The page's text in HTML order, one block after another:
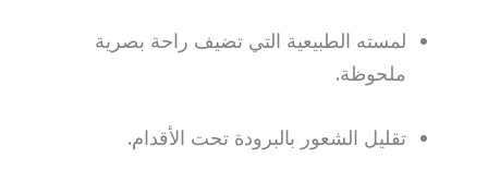
لمسته الطبيعية التي تضيف راحة بصرية
ملحوظة.
تقليل الشعور بالبرودة تحت الأقدام.